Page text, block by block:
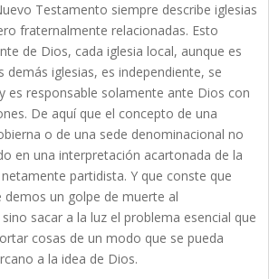
Testamento siempre describe iglesias
fraternalmente relacionadas. Esto
de Dios, cada iglesia local, aunque es
demás iglesias, es independiente, se
es responsable solamente ante Dios con
De aquí que el concepto de una
o de una sede denominacional no
en una interpretación acartonada de la
partidista. Y que conste que
demos un golpe de muerte al
sacar a la luz el problema esencial que
cosas de un modo que se pueda
a la idea de Dios.